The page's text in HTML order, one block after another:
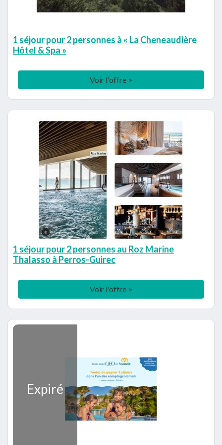
1 séjour pour 2 personnes à « La Cheneaudière
Hôtel & Spa »
Voir l'offre >
1 séjour pour 2 personnes au Roz Marine
Thalasso à Perros-Guirec
Voir l'offre >
Expiré